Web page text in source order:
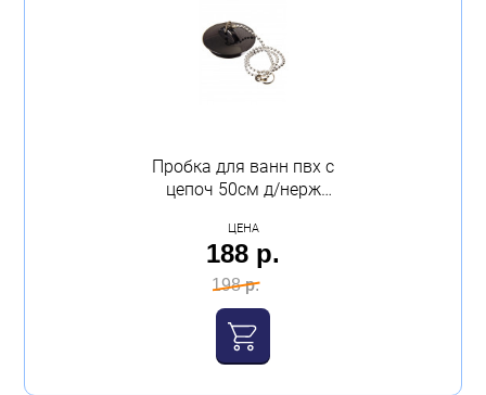
Пробка для ванн пвх с
цепоч 50см д/нерж
ЦЕНА
188 р.
198 р.